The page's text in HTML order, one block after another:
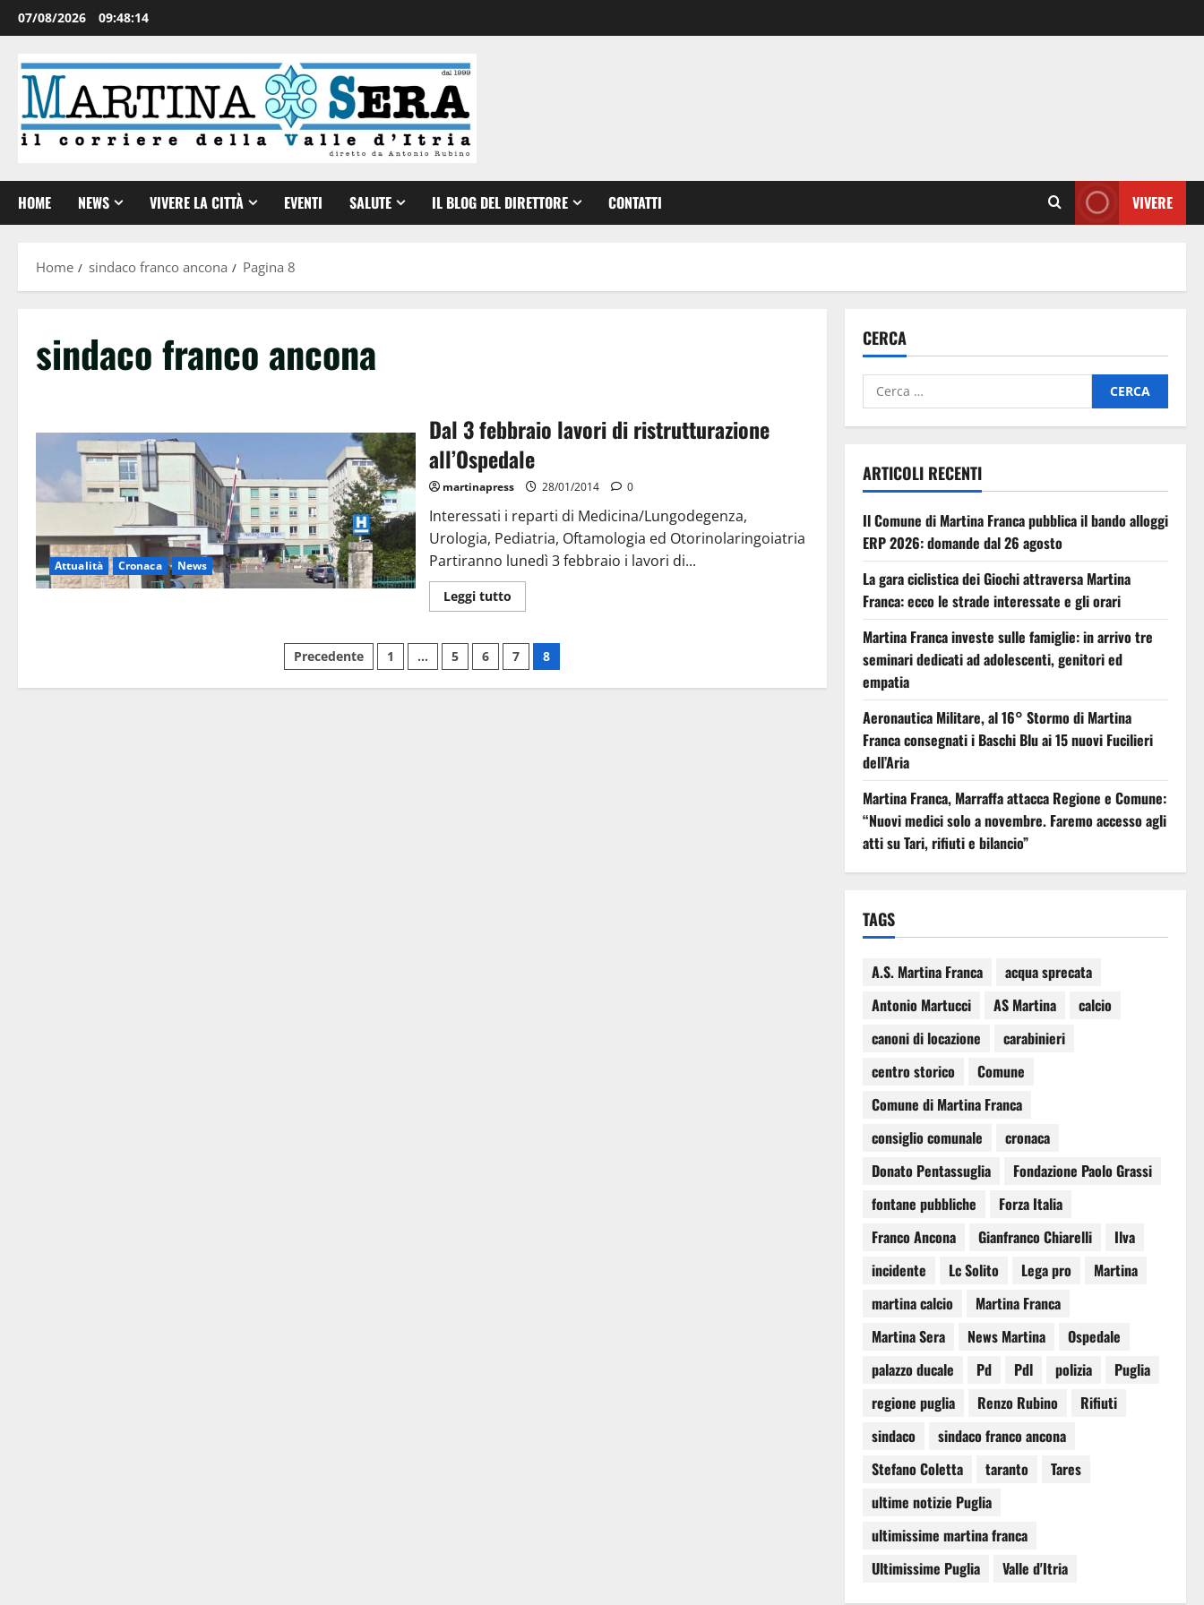
07/08/2026 09:48:15
HOME NEWS VIVERE LA CITTÀ EVENTI SALUTE IL BLOG DEL DIRETTORE CONTATTI VIVERE
Home sindaco franco ancona Pagina 8
sindaco franco ancona
Attualità Cronaca News
Dal 3 febbraio lavori di ristrutturazione
all’Ospedale
martinapress 28/01/2014 0
Interessati i reparti di Medicina/Lungodegenza,
Urologia, Pediatria, Oftamologia ed Otorinolaringoiatria
Partiranno lunedì 3 febbraio i lavori di...
Leggi tutto
Precedente 1 … 5 6 7 8
CERCA
ARTICOLI RECENTI
Il Comune di Martina Franca pubblica il bando alloggi
ERP 2026: domande dal 26 agosto
La gara ciclistica dei Giochi attraversa Martina
Franca: ecco le strade interessate e gli orari
Martina Franca investe sulle famiglie: in arrivo tre
seminari dedicati ad adolescenti, genitori ed
empatia
Aeronautica Militare, al 16° Stormo di Martina
Franca consegnati i Baschi Blu ai 15 nuovi Fucilieri
dell’Aria
Martina Franca, Marraffa attacca Regione e Comune:
“Nuovi medici solo a novembre. Faremo accesso agli
atti su Tari, rifiuti e bilancio”
TAGS
A.S. Martina Franca
acqua sprecata
Antonio Martucci
AS Martina
calcio
canoni di locazione
carabinieri
centro storico
Comune
Comune di Martina Franca
consiglio comunale
cronaca
Donato Pentassuglia
Fondazione Paolo Grassi
fontane pubbliche
Forza Italia
Franco Ancona
Gianfranco Chiarelli
Ilva
incidente
Lc Solito Lega pro
Martina
martina calcio
Martina Franca
Martina Sera
News Martina
Ospedale
palazzo ducale
Pd Pdl polizia
Puglia
regione puglia
Renzo Rubino
Rifiuti
sindaco
sindaco franco ancona
Stefano Coletta
taranto
Tares
ultime notizie Puglia
ultimissime martina franca
Ultimissime Puglia
Valle d'Itria